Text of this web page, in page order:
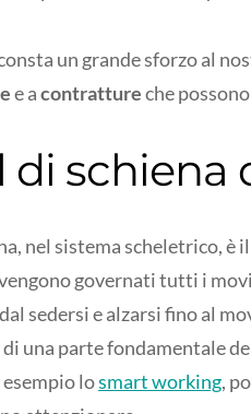
un grande sforzo al
e acontrattureche
di schiena
nel sistema scheletrico,
governati tutti i
sedersi e alzarsi fino al
una parte fondamentale
esempio losmart working,